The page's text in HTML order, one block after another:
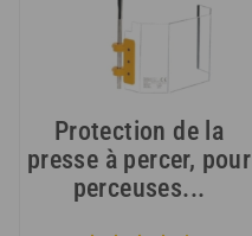
Protection de la
presse à percer, pour
perceuses...